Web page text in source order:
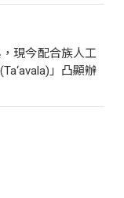
現今配合族人工
」凸顯辦